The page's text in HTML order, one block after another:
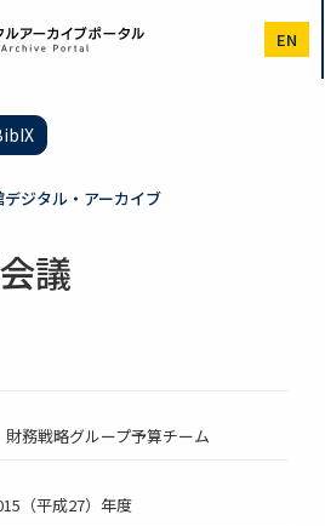
EN
ジタル・アーカイブ
議
務戦略グループ予算チーム
（平成27）年度